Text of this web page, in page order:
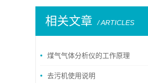
相关文章 / ARTICLES
煤气气体分析仪的工作原理
去污机使用说明